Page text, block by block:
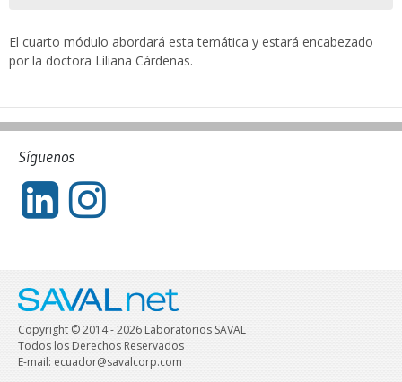
El cuarto módulo abordará esta temática y estará encabezado
por la doctora Liliana Cárdenas.
Síguenos
Copyright © 2014 - 2026 Laboratorios SAVAL
Todos los Derechos Reservados
E-mail: ecuador@savalcorp.com